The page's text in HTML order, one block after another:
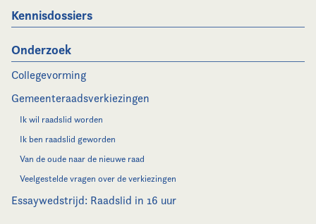
Kennisdossiers
Onderzoek
Collegevorming
Gemeenteraadsverkiezingen
Ik wil raadslid worden
Ik ben raadslid geworden
Van de oude naar de nieuwe raad
Veelgestelde vragen over de verkiezingen
Essaywedstrijd: Raadslid in 16 uur